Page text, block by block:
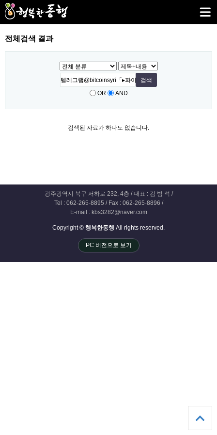
전체검색 결과
OR AND
검색된 자료가 하나도 없습니다.
광주광역시 북구 서하로 232, 4층 / 대표 : 김 범 석 /
Tel : 062-265-8895 / Fax : 062-265-8896 /
E-mail : kbs3282@naver.com
Copyright © 행복한동행 All rights reserved.
PC 버전으로 보기